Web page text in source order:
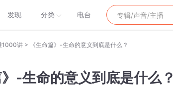
发现 分类 电台
1000讲 > 《生命篇》-生命的意义到底是什么？
》-生命的意义到底是什么？